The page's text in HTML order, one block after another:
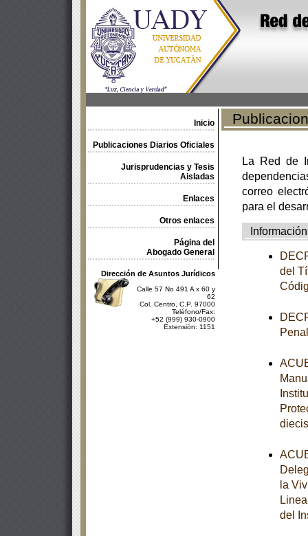
Inicio
Publicaciones Diarios Oficiales
Jurisprudencias y Tesis
Aisladas
Enlaces
Otros enlaces
Página del
Abogado General
Dirección de Asuntos Jurídicos
Calle 57 No 491 A x 60 y
62
Col. Centro, C.P. 97000
Teléfono/Fax:
+52 (999) 930-0900
Extensión: 1151
La Red de
correo
para el
Información
del
la
del